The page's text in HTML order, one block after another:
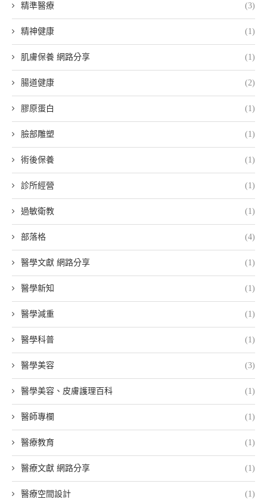
精準醫療 (3)
精神健康 (1)
肌膚保養 網路分享 (1)
腸道健康 (2)
膠原蛋白 (1)
臉部雕塑 (1)
術後保養 (1)
診所經營 (1)
過敏衛教 (1)
部落格 (4)
醫學文獻 網路分享 (1)
醫學新知 (1)
醫學減重 (1)
醫學科普 (1)
醫學美容 (3)
醫學美容、皮膚護理百科 (1)
醫師專欄 (1)
醫療教育 (1)
醫療文獻 網路分享 (1)
醫療空間設計 (1)